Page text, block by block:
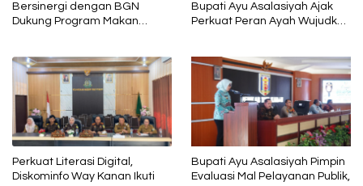
Bersinergi dengan BGN
Dukung Program Makan
Bupati Ayu Asalasiyah Ajak
Perkuat Peran Ayah Wujudkan
Perkuat Literasi Digital,
Diskominfo Way Kanan Ikuti
Bupati Ayu Asalasiyah Pimpin
Evaluasi Mal Pelayanan Publik,